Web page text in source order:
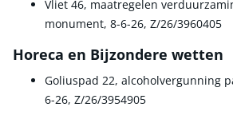
Vliet 46, maatregelen
monument, 8-6-26, Z/26/3960405
Horeca en Bijzondere wetten
Goliuspad 22, alcoholvergunning
6-26, Z/26/3954905